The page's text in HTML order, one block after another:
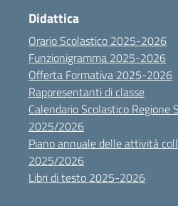
Didattica
Orario Scolastico 2025-2026
Funzionigramma 2025-2026
Offerta Formativa 2025-2026
Rappresentanti di classe
Calendario Scolastico Regione
2025/2026
Piano annuale delle attività
2025/2026
Libri di testo 2025-2026